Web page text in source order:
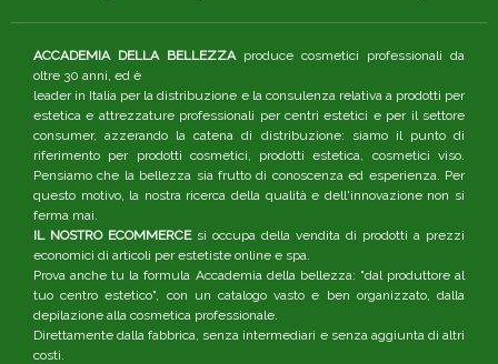
ACCADEMIA DELLA BELLEZZAproduce cosmetici professionali da
oltre 30 anni, ed è
leader in Italia per la distribuzione e la consulenza relativa a prodotti per
estetica e attrezzature professionali per centri estetici e per il settore
consumer, azzerando la catena di distribuzione: siamo il punto di
riferimento per prodotti cosmetici, prodotti estetica, cosmetici viso.
Pensiamo che la bellezza sia frutto di conoscenza ed esperienza. Per
questo motivo, la nostra ricerca della qualità e dell'innovazione non si
ferma mai.
IL NOSTRO ECOMMERCEsi occupa della vendita di prodotti a prezzi
economici di articoli per estetiste online e spa.
Prova anche tu la formula Accademia della bellezza: "dal produttore al
tuo centro estetico", con un catalogo vasto e ben organizzato, dalla
depilazione alla cosmetica professionale.
Direttamente dalla fabbrica, senza intermediari e senza aggiunta di altri
costi.